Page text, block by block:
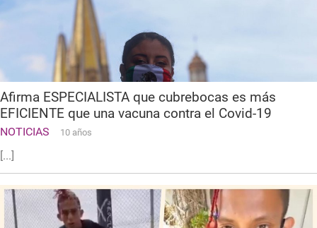
Afirma ESPECIALISTA que cubrebocas es más
EFICIENTE que una vacuna contra el Covid-19
NOTICIAS 10 años
[...]